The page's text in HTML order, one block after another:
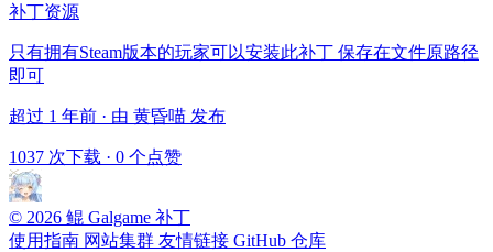
补丁资源
只有拥有Steam版本的玩家可以安装此补丁 保存在文件原路径
即可
超过 1 年前 · 由 黄昏喵 发布
1037 次下载 · 0 个点赞
© 2026 鲲 Galgame 补丁
使用指南 网站集群 友情链接 GitHub 仓库